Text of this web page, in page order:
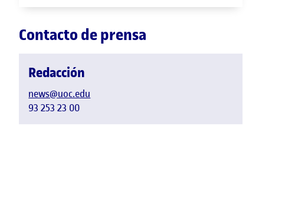
Contacto de prensa
Redacción
news@uoc.edu
93 253 23 00